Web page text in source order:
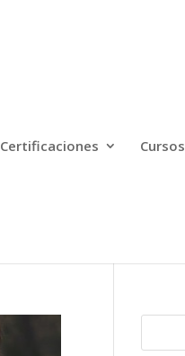
Certificaciones Cursos